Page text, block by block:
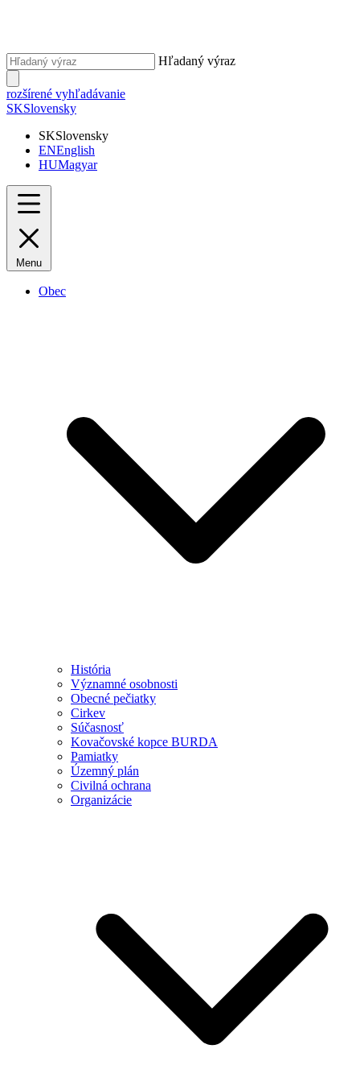
Hľadaný výraz
rozšírené vyhľadávanie
SKSlovensky
SKSlovensky
ENEnglish
HUMagyar
Menu
Obec
História
Významné osobnosti
Obecné pečiatky
Cirkev
Súčasnosť
Kovačovské kopce BURDA
Pamiatky
Územný plán
Civilná ochrana
Organizácie